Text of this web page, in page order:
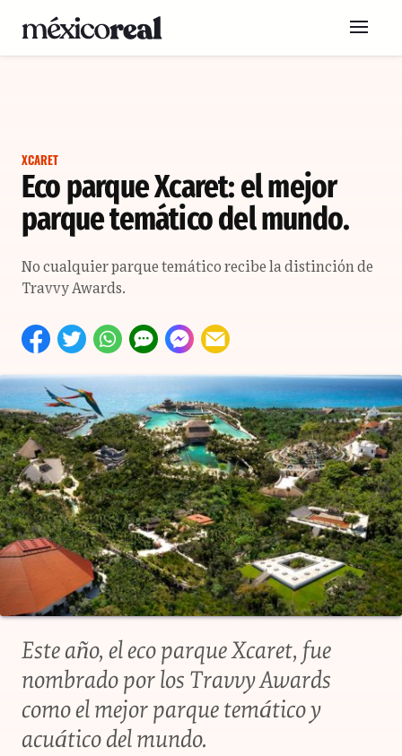
XCARET
Eco parque Xcaret: el mejor
parque temático del mundo.
No cualquier parque temático recibe la distinción de
Travvy Awards.
Este año, el eco parque Xcaret, fue
nombrado por los Travvy Awards
como el mejor parque temático y
acuático del mundo.